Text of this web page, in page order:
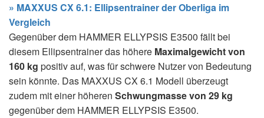
» MAXXUS CX 6.1: Ellipsentrainer der Oberliga im
Vergleich
Gegenüber dem HAMMER ELLYPSIS E3500 fällt bei
diesem Ellipsentrainer das höhere Maximalgewicht von
160 kg positiv auf, was für schwere Nutzer von Bedeutung
sein könnte. Das MAXXUS CX 6.1 Modell überzeugt
zudem mit einer höheren Schwungmasse von 29 kg
gegenüber dem HAMMER ELLYPSIS E3500.